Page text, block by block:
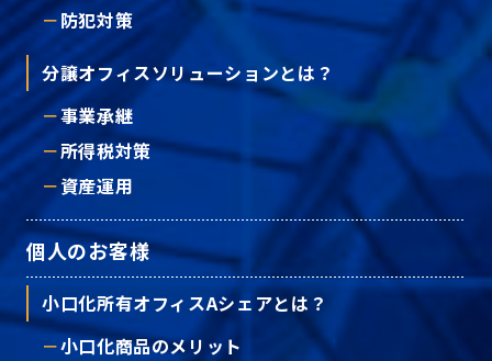
防犯対策
分譲オフィスソリューションとは？
事業承継
所得税対策
資産運用
個人のお客様
小口化所有オフィスAシェアとは？
小口化商品のメリット